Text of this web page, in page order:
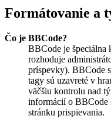
Formátovanie a
Čo je BBCode?
BBCode je
rozhoduje
príspevky). BBCode
tagy sú uzavreté v
väčšiu kontrolu nad
informácií o BBCode
stránku prispievania.